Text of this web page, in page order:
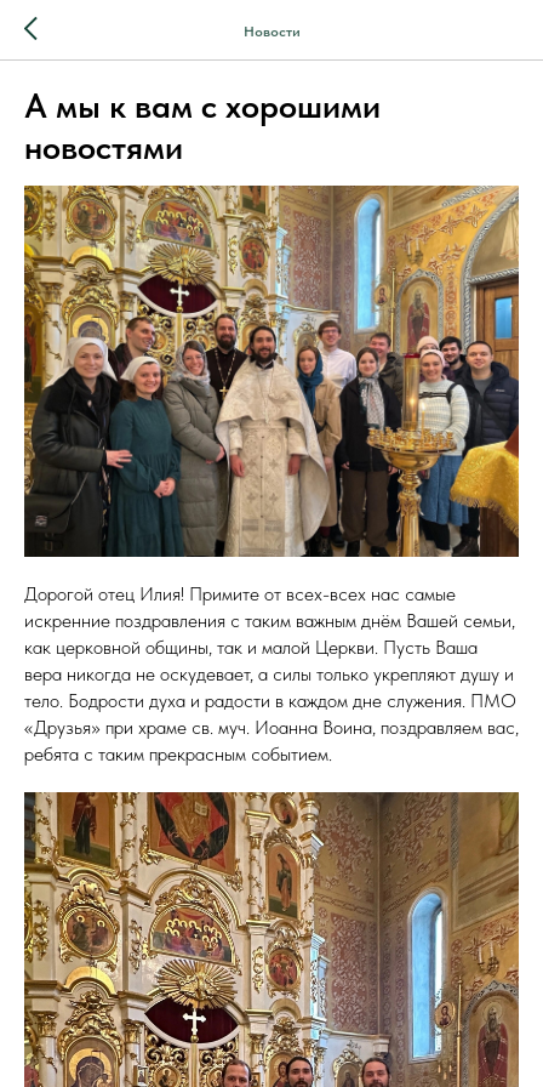
Новости
А мы к вам с хорошими
новостями
Дорогой отец Илия! Примите от всех-всех нас самые
искренние поздравления с таким важным днём Вашей семьи,
как церковной общины, так и малой Церкви. Пусть Ваша
вера никогда не оскудевает, а силы только укрепляют душу и
тело. Бодрости духа и радости в каждом дне служения. ПМО
«Друзья» при храме св. муч. Иоанна Воина, поздравляем вас,
ребята с таким прекрасным событием.